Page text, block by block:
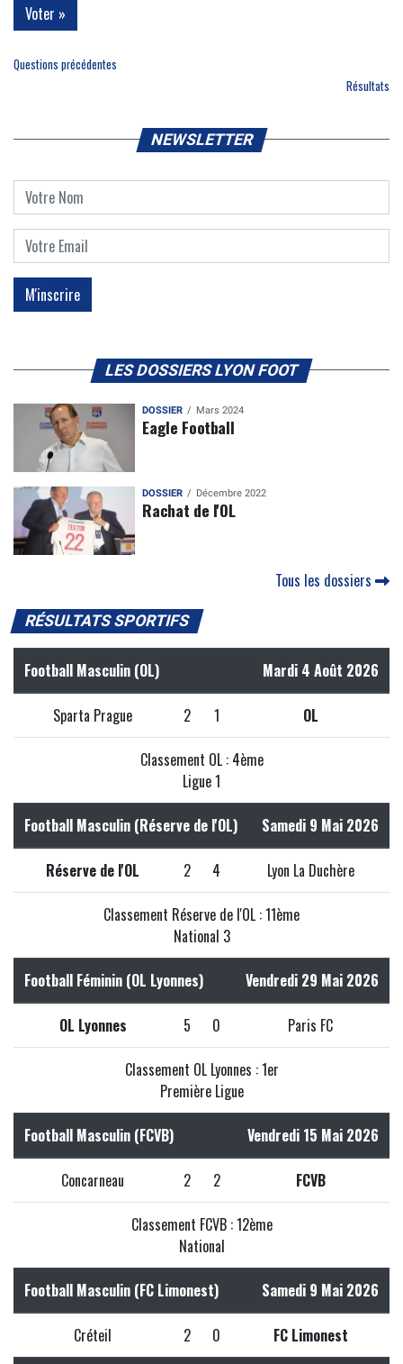
Questions précédentes
Résultats
NEWSLETTER
LES DOSSIERS LYON FOOT
DOSSIER Mars 2024
Eagle Football
DOSSIER Décembre 2022
Rachat de l'OL
Tous les dossiers
RÉSULTATS SPORTIFS
Football Masculin (OL) Mardi 4 Août 2026
Sparta Prague 2 1 OL
Classement OL : 4ème
Ligue 1
Football Masculin (Réserve de l'OL) Samedi 9 Mai 2026
Réserve de l'OL 2 4 Lyon La Duchère
Classement Réserve de l'OL : 11ème
National 3
Football Féminin (OL Lyonnes) Vendredi 29 Mai 2026
OL Lyonnes 5 0 Paris FC
Classement OL Lyonnes : 1er
Première Ligue
Football Masculin (FCVB) Vendredi 15 Mai 2026
Concarneau 2 2 FCVB
Classement FCVB : 12ème
National
Football Masculin (FC Limonest) Samedi 9 Mai 2026
Créteil 2 0 FC Limonest